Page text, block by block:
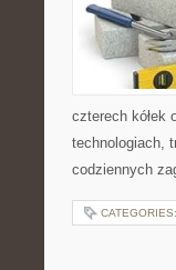
czterech kółek
technologiach,
codziennych
CATEGORIES: